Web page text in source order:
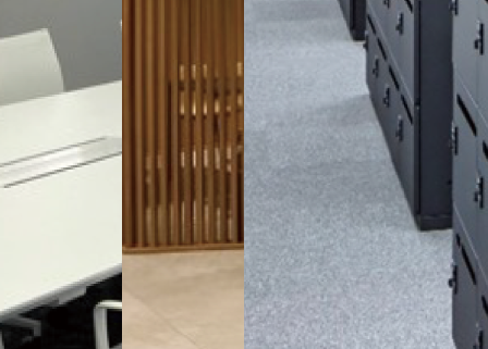
オフィス移転・リニューアルプロジェクトの担当
になったが、何から準備すれば良いか分からな
い…
新しいオフィスのコンセプトを作りたいが、イメ
ージが湧かない…
オフィス移転・リニューアルを機に、DXを推進